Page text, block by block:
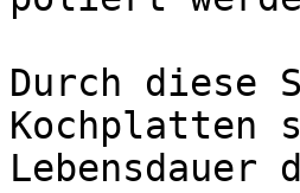
Durch diese
Kochplatten